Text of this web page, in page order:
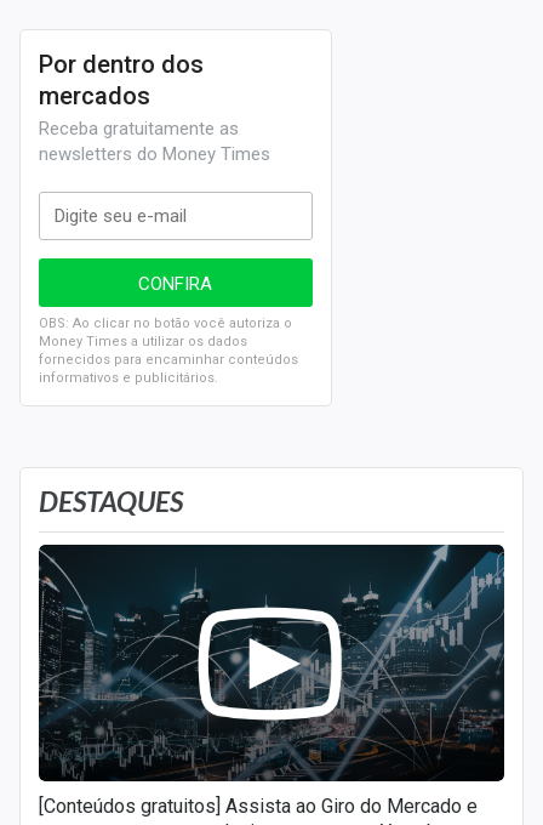
DESTAQUES
[Conteúdos gratuitos] Assista ao Giro do Mercado e
Por dentro dos
mercados
Receba gratuitamente as
newsletters do Money Times
OBS: Ao clicar no botão você autoriza o
Money Times a utilizar os dados
fornecidos para encaminhar conteúdos
informativos e publicitários.